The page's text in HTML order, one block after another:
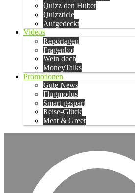
Quizz den Huber
Quizzticle
Aufgedeckt
Videos
Reportagen
Fragenbot
Wein doch
MoneyTalks
Promotionen
Gute News
Flugmodus
Smart gespart
Reise-Glück
Meat & Greet